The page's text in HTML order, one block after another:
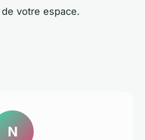
votre espace.
N